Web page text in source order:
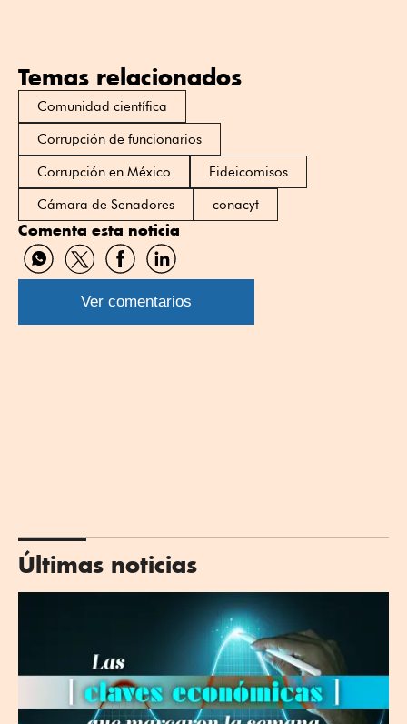
Temas relacionados
Comunidad científica
Corrupción de funcionarios
Corrupción en México
Fideicomisos
Cámara de Senadores
conacyt
Comenta esta noticia
Compartir
por
WhatsApp
Compartir
por
Twitter
Compartir
por
Facebook
Compartir
por
Linkedin
Ver comentarios
Últimas noticias